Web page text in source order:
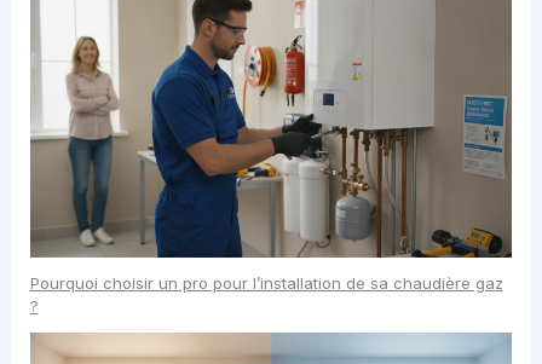
Pourquoi choisir un pro pour l’installation de sa chaudière gaz
?